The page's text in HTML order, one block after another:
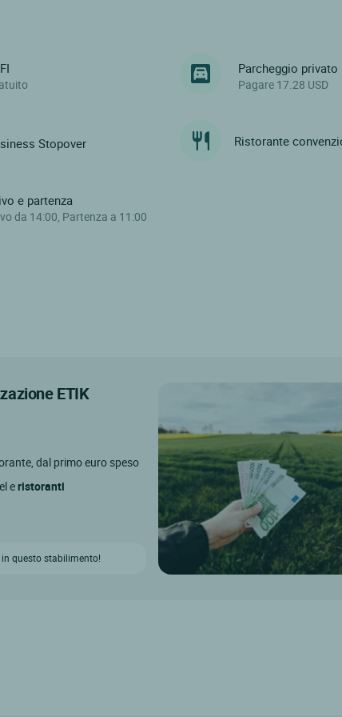
Parcheggio privato
Pagare 17.28 USD
Stopover Ristorante
e partenza
da 14:00, Partenza a 11:00
ETIK
dal primo euro speso
eristoranti
questo stabilimento!